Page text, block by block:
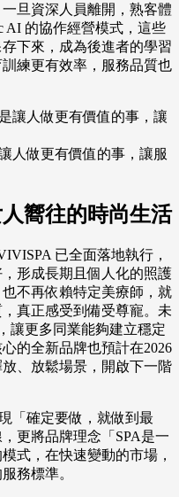
旦資深人員離開，熟客體
AI 的協作經營模式，這些
下來，成為後進者的學習
練更有效率，服務品質也
人做更有價值的事，讓服
嚮往的時尚生活
已全面落地執行，
形成長期且個人化的照護
不再依賴特定美療師，就
真正感受到備受尊寵。未
讓更多同業能夠建立穩定
的全新品牌也預計在2026
、放鬆場景，開啟下一階
「確定要做，就做到最
更將品牌理念「SPA是一
式，在快速變動的市場，
務標準。